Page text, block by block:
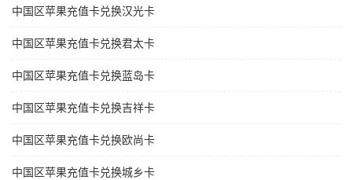
中国区苹果充值卡兑换汉光卡
中国区苹果充值卡兑换君太卡
中国区苹果充值卡兑换蓝岛卡
中国区苹果充值卡兑换吉祥卡
中国区苹果充值卡兑换欧尚卡
中国区苹果充值卡兑换城乡卡